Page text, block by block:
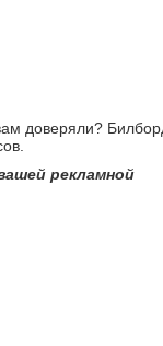
доверяли?
рекламной